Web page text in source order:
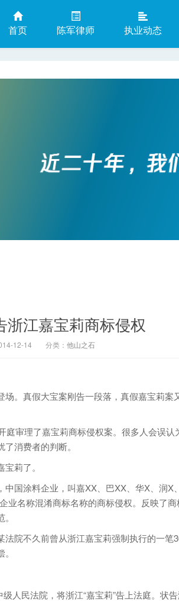
首页 陈军律师 执业动态
浙江嘉宝莉商标侵权
12-14 分类： 他山之石
。真假大宝案刚告一段落，真假嘉宝莉案
审理了嘉宝莉商标侵权案。很多人会误认
消费者的判断。
莉了。
涂料企业，叫嘉XX、巴XX、华X、润X、
业名称混淆商标名称的商标侵权。反映了商
院不久前曾从浙江嘉宝莉强制执行的一笔
人民法院，将浙江“嘉宝莉”告上法庭。状